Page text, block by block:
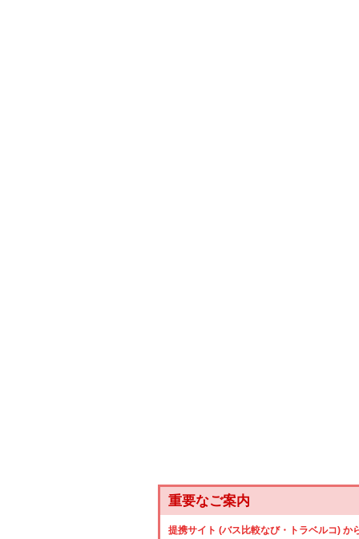
重要なご案内
提携サイト (バス比較なび・トラベルコ) か